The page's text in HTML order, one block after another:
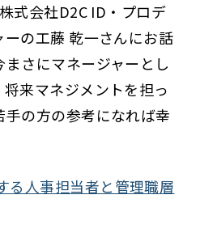
式会社D2C ID・プロデ
の工藤 乾一さんにお話
さにマネージャーとし
来マネジメントを担っ
の方の参考になれば幸
る人事担当者と管理職層